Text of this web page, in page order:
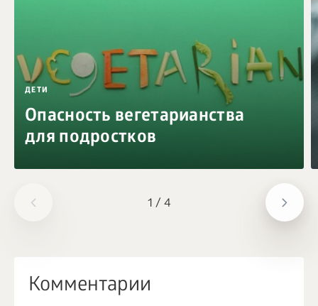
1 / 4
ДЕТИ
Опасность вегетарианства
для подростков
Комментарии